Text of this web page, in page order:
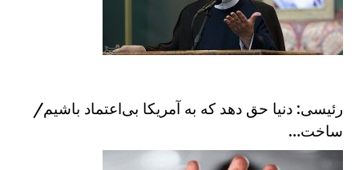
رئیسی: دنیا حق دهد که به آمریکا بی‌اعتماد باشیم/
ساخت…